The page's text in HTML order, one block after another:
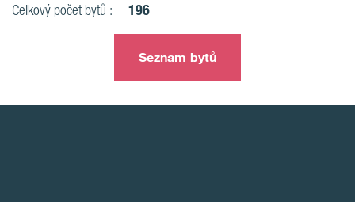
Celkový počet bytů : 196
Seznam bytů